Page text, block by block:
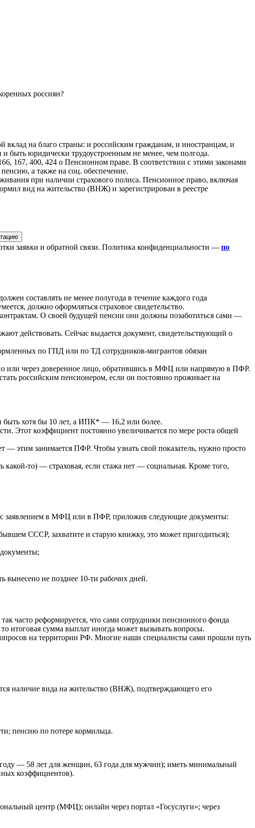
россиян?
вклад на благо страны: и российским гражданам, и иностранцам, и
быть юридически трудоустроенным не менее, чем полгода.
167, 400, 424 о Пенсионном праве. В соответствии с этими законами
а также на соц. обеспечение.
при наличии страхового полиса. Пенсионное право, включая
вид на жительство (ВНЖ) и зарегистрирован в реестре
заявки и обратной связи. Политика конфиденциальности — по
составлять не менее полугода в течение каждого года
должно оформляться страховое свидетельство.
О своей будущей пенсии они должны позаботиться сами —
действовать. Сейчас выдается документ, свидетельствующий о
по ГПД или по ТД сотрудников-мигрантов обязан
или через доверенное лицо, обратившись в МФЦ или напрямую в ПФР.
российским пенсионером, если он постоянно проживает на
быть хотя бы 10 лет, а ИПК* — 16,2 или более.
Этот коэффициент постоянно увеличивается по мере роста общей
— этим занимается ПФР. Чтобы узнать свой показатель, нужно просто
то) — страховая, если стажа нет — социальная. Кроме того,
с заявлением в МФЦ или в ПФР, приложив следующие документы:
СССР, захватите и старую книжку, это может пригодиться);
вынесено не позднее 10-ти рабочих дней.
часто реформируется, что сами сотрудники пенсионного фонда
итоговая сумма выплат иногда может вызывать вопросы.
на территории РФ. Многие наши специалисты сами прошли путь
наличие вида на жительство (ВНЖ), подтверждающего его
пенсию по потере кормильца.
— 58 лет для женщин, 63 года для мужчин); иметь минимальный
коэффициентов).
центр (МФЦ); онлайн через портал «Госуслуги»; через